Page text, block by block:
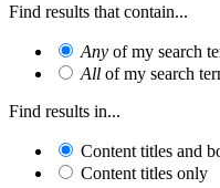
Find results that contain...
Any of my search
All of my search
Find results in...
Content titles and
Content titles only